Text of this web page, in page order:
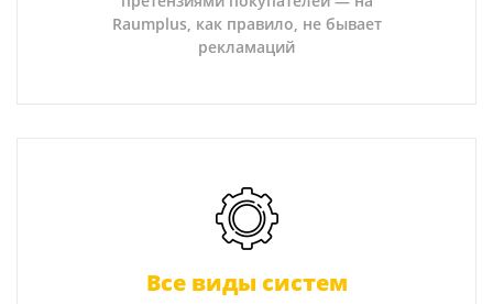
Raumplus, как правило, не бывает
рекламаций
Все виды систем